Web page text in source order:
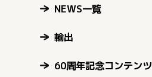
NEWS一覧
輸出
60周年記念コンテンツ